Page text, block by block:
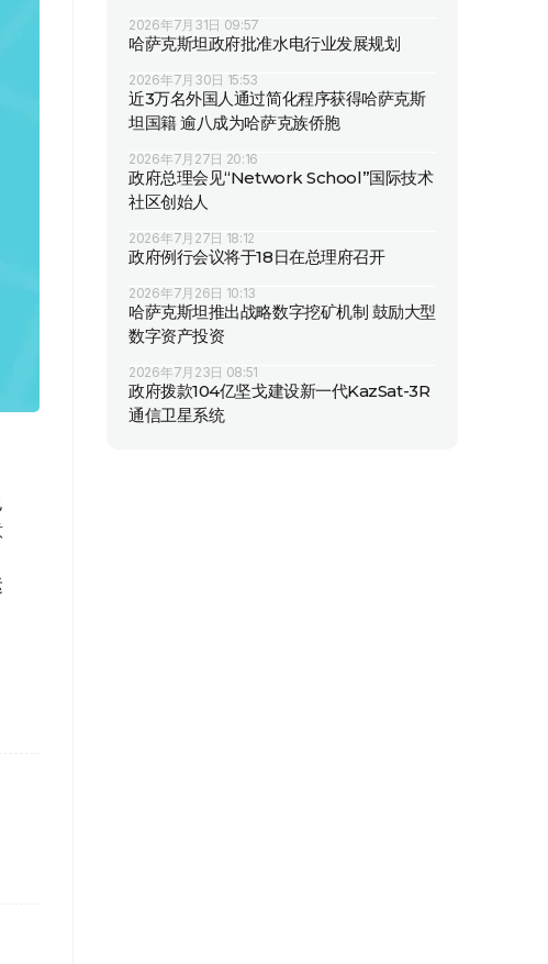
2026年7月31日 09:57
哈萨克斯坦政府批准水电行业发展规划
2026年7月30日 15:53
近3万名外国人通过简化程序获得哈萨克斯
坦国籍 逾八成为哈萨克族侨胞
2026年7月27日 20:16
政府总理会见“Network School”国际技术
社区创始人
2026年7月27日 18:12
政府例行会议将于18日在总理府召开
2026年7月26日 10:13
哈萨克斯坦推出战略数字挖矿机制 鼓励大型
数字资产投资
2026年7月23日 08:51
政府拨款104亿坚戈建设新一代KazSat-3R
通信卫星系统